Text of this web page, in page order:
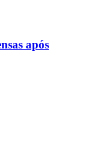
após